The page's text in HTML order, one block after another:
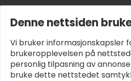
OM OSS
KJØPSVILKÅR OG
PERSONVERN
Denne nettsiden
Vi bruker informasjonskapsler
brukeropplevelsen på
personlig tilpasning av
bruke dette nettstedet